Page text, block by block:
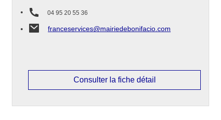
04 95 20 55 36
franceservices@mairiedebonifacio.com
Consulter la fiche détail